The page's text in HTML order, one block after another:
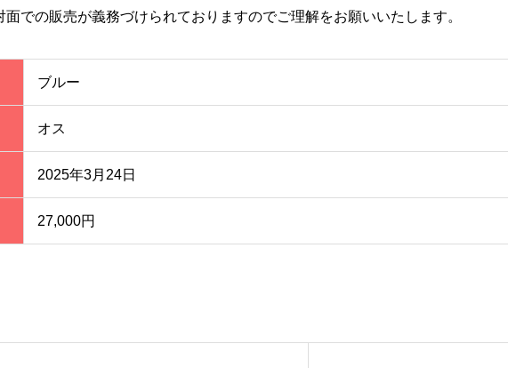
での販売が義務づけられておりますのでご理解をお願いいたします。
ブルー
オス
2025年3月24日
27,000円